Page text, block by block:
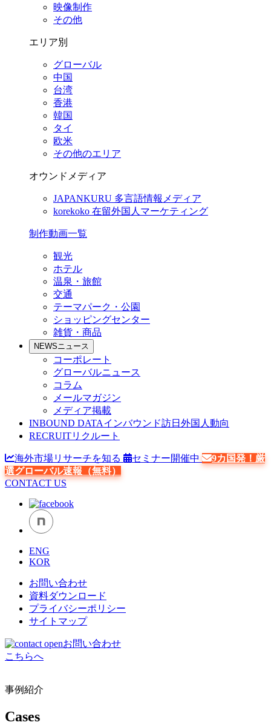
映像制作
その他
エリア別
グローバル
中国
台湾
香港
韓国
タイ
欧米
その他のエリア
オウンドメディア
JAPANKURU 多言語情報メディア
korekoko 在留外国人マーケティング
制作動画一覧
観光
ホテル
温泉・旅館
交通
テーマパーク・公園
ショッピングセンター
雑貨・商品
NEWSニュース
コーポレート
グローバルニュース
コラム
メールマガジン
メディア掲載
INBOUND DATAインバウンド訪日外国人動向
RECRUITリクルート
海外市場リサーチを知る セミナー開催中
9カ国発！厳
選グローバル速報（無料）
CONTACT US
ENG
KOR
お問い合わせ
資料ダウンロード
プライバシーポリシー
サイトマップ
お問い合わせ
こちらへ
事例紹介
Cases